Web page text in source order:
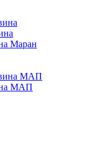
Маран
МАП
МАП